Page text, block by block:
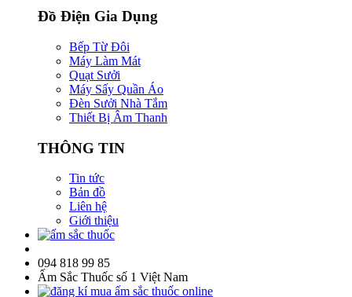
Đồ Điện Gia Dụng
Bếp Từ Đôi
Máy Làm Mát
Quạt Sưởi
Máy Sấy Quần Áo
Đèn Sưởi Nhà Tắm
Thiết Bị Âm Thanh
THÔNG TIN
Tin tức
Bản đồ
Liên hệ
Giới thiệu
094 818 99 85
Ấm Sắc Thuốc số 1 Việt Nam